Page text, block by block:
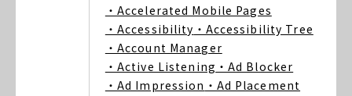
・Accelerated Mobile Pages
・Accessibility ・Accessibility Tree
・Account Manager
・Active Listening ・Ad Blocker
・Ad Impression ・Ad Placement